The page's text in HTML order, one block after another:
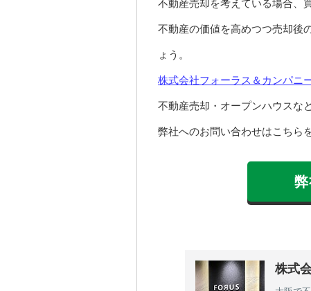
不動産売却を考えている場合、
不動産の価値を高めつつ売却後
ょう。
株式会社フォーラス＆カンパニ
不動産売却・オープンハウスな
弊社へのお問い合わせはこちら
株式